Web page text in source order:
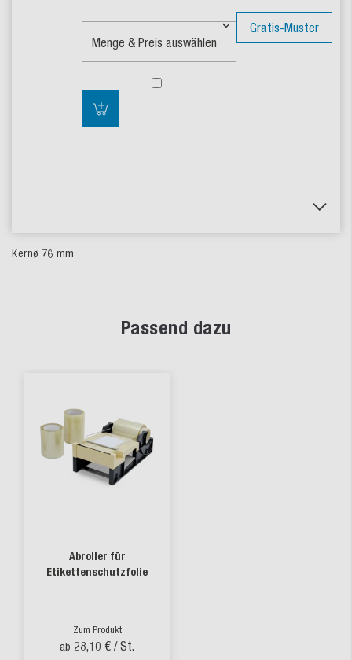
Gratis-Muster
Kernø 76 mm
Passend dazu
Abroller für
Etikettenschutzfolie
Zum Produkt
ab 28,10 € / St.